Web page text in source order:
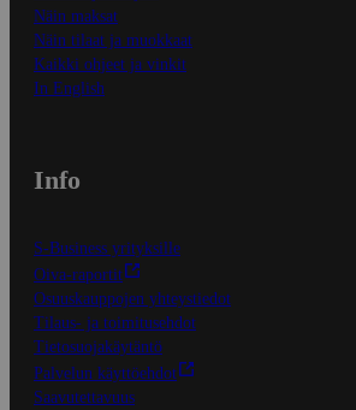
Näin maksat
Näin tilaat ja muokkaat
Kaikki ohjeet ja vinkit
In English
Info
S-Business yrityksille
Oiva-raportit
Osuuskauppojen yhteystiedot
Tilaus- ja toimitusehdot
Tietosuojakäytäntö
Palvelun käyttöehdot
Saavutettavuus